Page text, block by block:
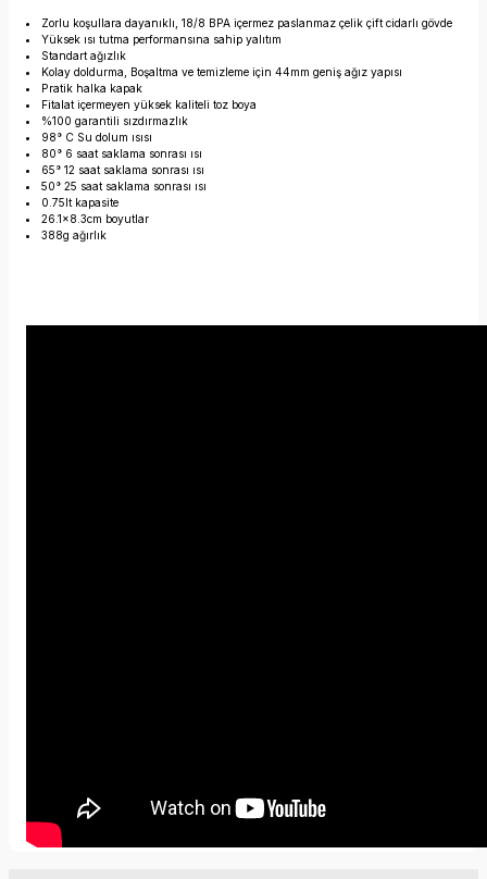
Zorlu koşullara dayanıklı, 18/8 BPA içermez paslanmaz çelik çift cidarlı gövde
Yüksek ısı tutma performansına sahip yalıtım
Standart ağızlık
Kolay doldurma, Boşaltma ve temizleme için 44mm geniş ağız yapısı
Pratik halka kapak
Fitalat içermeyen yüksek kaliteli toz boya
%100 garantili sızdırmazlık
98° C Su dolum ısısı
80° 6 saat saklama sonrası ısı
65° 12 saat saklama sonrası ısı
50° 25 saat saklama sonrası ısı
0.75lt kapasite
26.1x8.3cm boyutlar
388g ağırlık